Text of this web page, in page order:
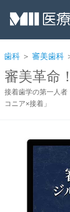
歯科 ＞ 審美歯科
審美革命
接着歯学の第一人
コニア×接着」